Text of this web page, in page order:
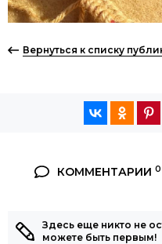
Вернуться к списку
КОММЕНТАРИИ 0
Здесь еще никто не
можете быть первым!